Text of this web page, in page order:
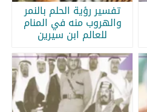
تفسير رؤية الحلم بالنمر
والهروب منه في المنام
للعالم ابن سيرين